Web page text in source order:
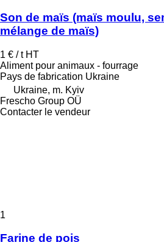
Son de maïs (maïs moulu,
mélange de maïs)
1 € / t HT
Aliment pour animaux - fourrage
Pays de fabrication Ukraine
Ukraine, m. Kyiv
Frescho Group OÜ
Contacter le vendeur
1
Farine de pois